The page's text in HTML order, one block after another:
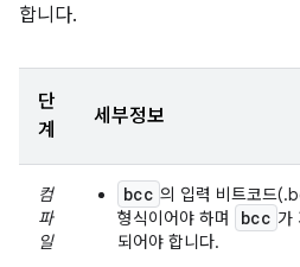
합니다.
단
계
세부정보
컴
파
일
bcc 의 입력 비트코드
형식이어야 하며
bcc 가
되어야 합니다.